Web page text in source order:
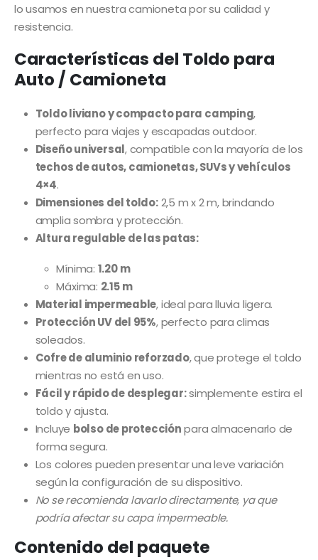
lo usamos en nuestra camioneta por su calidad y
resistencia.
Características del Toldo para
Auto / Camioneta
Toldo liviano y compacto para camping,
perfecto para viajes y escapadas outdoor.
Diseño universal, compatible con la mayoría de los
techos de autos, camionetas, SUVs y vehículos
4×4.
Dimensiones del toldo:2,5 m x 2 m, brindando
amplia sombra y protección.
Altura regulable de las patas:
Mínima: 1.20 m
Máxima: 2.15 m
Material impermeable, ideal para lluvia ligera.
Protección UV del 95%, perfecto para climas
soleados.
Cofre de aluminio reforzado, que protege el toldo
mientras no está en uso.
Fácil y rápido de desplegar:simplemente estira el
toldo y ajusta.
Incluye bolso de protecciónpara almacenarlo de
forma segura.
Los colores pueden presentar una leve variación
según la configuración de su dispositivo.
No se recomienda lavarlo directamente, ya que
podría afectar su capa impermeable.
Contenido del paquete